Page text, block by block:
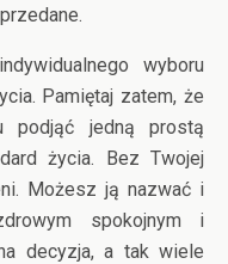
wyboru
Pamiętaj zatem, że
podjąć jedną prostą
życia. Bez Twojej
Możesz ją nazwać i
spokojnym i
decyzja, a tak wiele